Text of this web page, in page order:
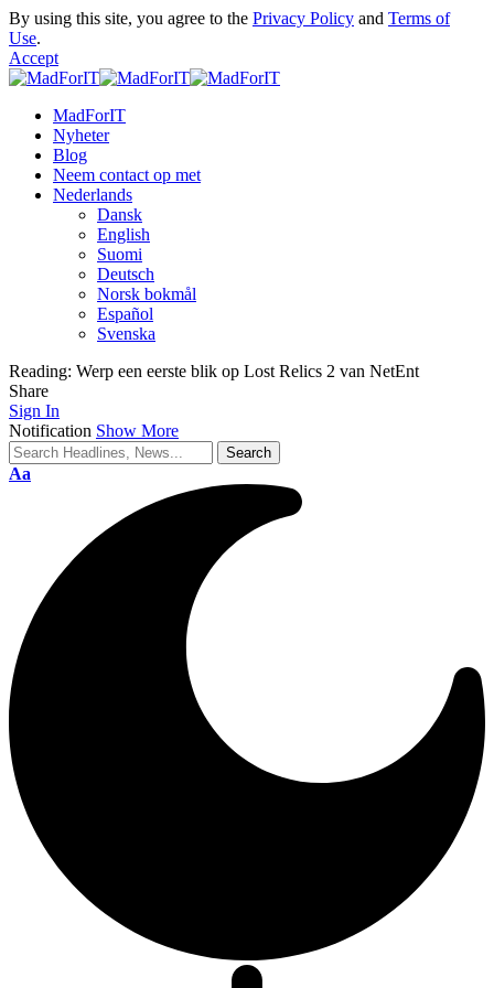
By using this site, you agree to the Privacy Policy and Terms of
Use.
Accept
MadForIT
Nyheter
Blog
Neem contact op met
Nederlands
Dansk
English
Suomi
Deutsch
Norsk bokmål
Español
Svenska
Reading: Werp een eerste blik op Lost Relics 2 van NetEnt
Share
Sign In
Notification Show More
Aa